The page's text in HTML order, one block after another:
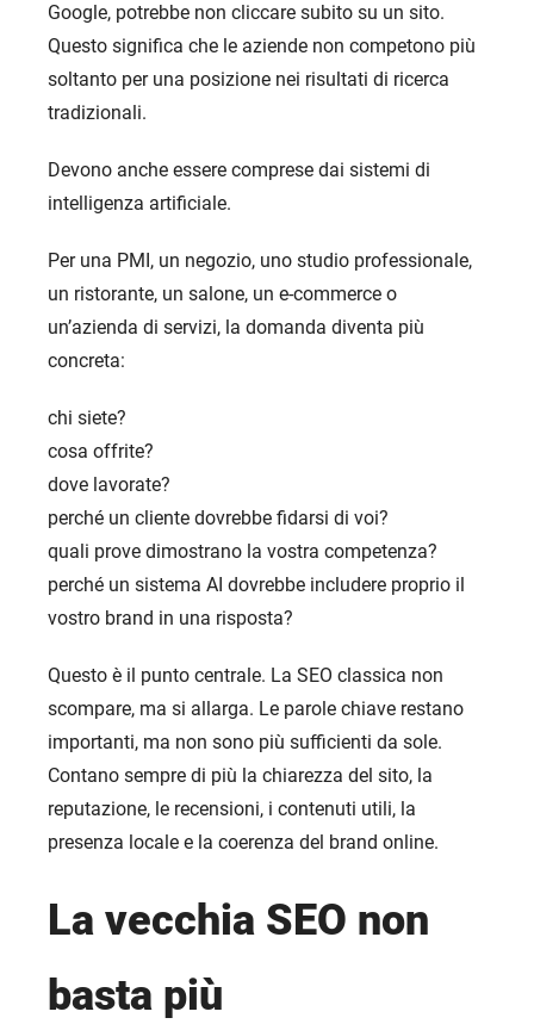
Google, potrebbe non cliccare subito su un sito.
Questo significa che le aziende non competono più
soltanto per una posizione nei risultati di ricerca
tradizionali.
Devono anche essere comprese dai sistemi di
intelligenza artificiale.
Per una PMI, un negozio, uno studio professionale,
un ristorante, un salone, un e-commerce o
un’azienda di servizi, la domanda diventa più
concreta:
chi siete?
cosa offrite?
dove lavorate?
perché un cliente dovrebbe fidarsi di voi?
quali prove dimostrano la vostra competenza?
perché un sistema AI dovrebbe includere proprio il
vostro brand in una risposta?
Questo è il punto centrale. La SEO classica non
scompare, ma si allarga. Le parole chiave restano
importanti, ma non sono più sufficienti da sole.
Contano sempre di più la chiarezza del sito, la
reputazione, le recensioni, i contenuti utili, la
presenza locale e la coerenza del brand online.
La vecchia SEO non
basta più